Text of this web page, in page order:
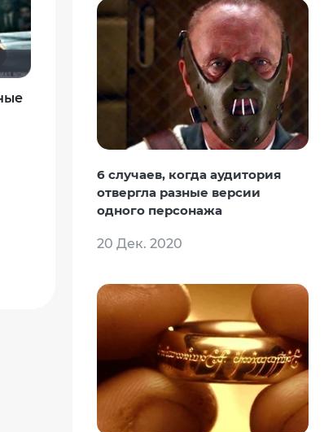
6 случаев, когда аудитория
отвергла разные версии
одного персонажа
20 Дек. 2020